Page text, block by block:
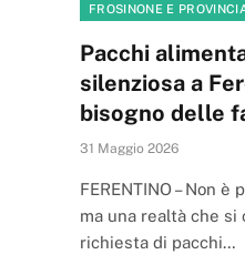
FROSINONE E
Pacchi
silenziosa a
bisogno delle
31 Maggio 2026
FERENTINO – Non è
ma una realtà che si
richiesta di pacchi…